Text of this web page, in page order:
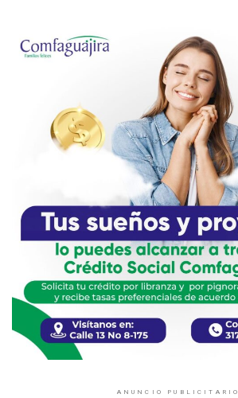
ANUNCIO PUBLICITARIO